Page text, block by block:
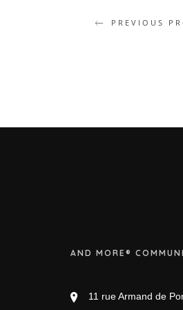
PREVIOUS
AND MORE®
11 rue Armand de